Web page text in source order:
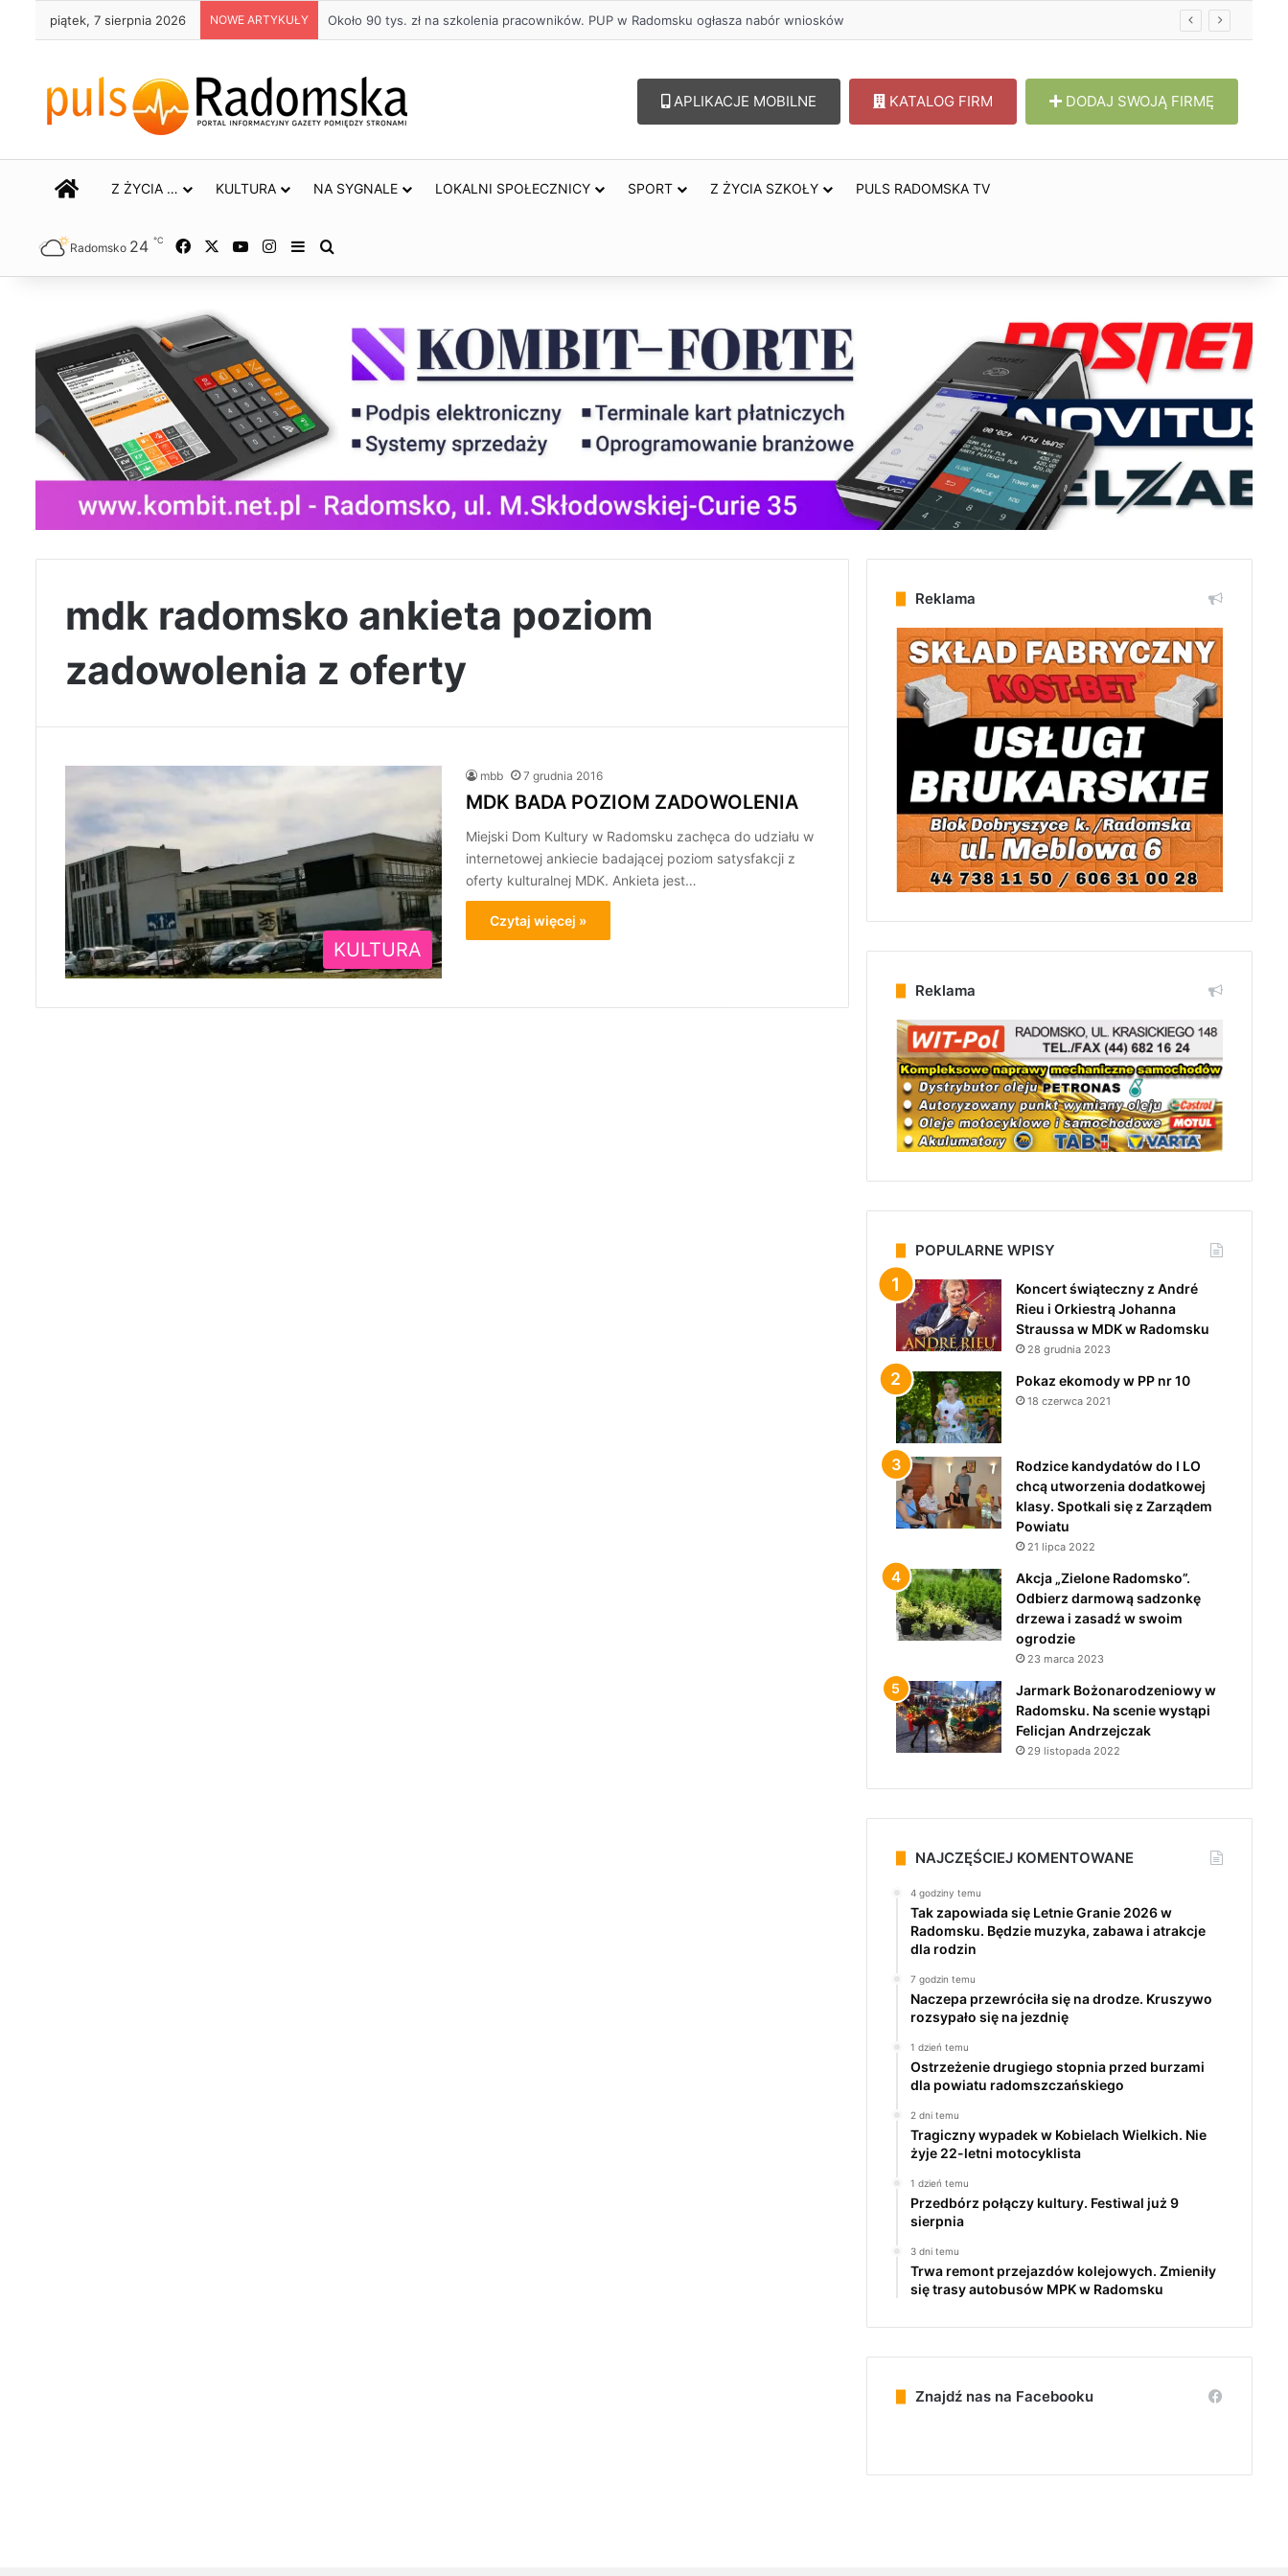
piątek, 7 sierpnia 2026 NOWE ARTYKUŁY Około 90 tys. zł na szkolenia pracowników. PUP w Radomsku ogłasza nabór wniosków
APLIKACJE MOBILNE KATALOG FIRM DODAJ SWOJĄ FIRMĘ
STRONA GŁÓWNA
Z ŻYCIA … KULTURA NA SYGNALE LOKALNI SPOŁECZNICY SPORT Z ŻYCIA SZKOŁY PULS RADOMSKA TV
Radomsko 24 ℃ Facebook YouTubeInstagram
Sidebar
mdk radomsko ankieta poziom
zadowolenia z oferty
KULTURA
mbb 7 grudnia 2016
MDK BADA POZIOM ZADOWOLENIA
Miejski Dom Kultury w Radomsku zachęca do udziału w
internetowej ankiecie badającej poziom satysfakcji z
oferty kulturalnej MDK. Ankieta jest…
Czytaj więcej »
Reklama
Reklama
POPULARNE WPISY
Koncert świąteczny z André
Rieu i Orkiestrą Johanna
Straussa w MDK w Radomsku
28 grudnia 2023
Pokaz ekomody w PP nr 10
18 czerwca 2021
Rodzice kandydatów do I LO
chcą utworzenia dodatkowej
klasy. Spotkali się z Zarządem
Powiatu
21 lipca 2022
Akcja „Zielone Radomsko”.
Odbierz darmową sadzonkę
drzewa i zasadź w swoim
ogrodzie
23 marca 2023
Jarmark Bożonarodzeniowy w
Radomsku. Na scenie wystąpi
Felicjan Andrzejczak
29 listopada 2022
NAJCZĘŚCIEJ KOMENTOWANE
4 godziny temu
Tak zapowiada się Letnie Granie 2026 w
Radomsku. Będzie muzyka, zabawa i atrakcje
dla rodzin
7 godzin temu
Naczepa przewróciła się na drodze. Kruszywo
rozsypało się na jezdnię
1 dzień temu
Ostrzeżenie drugiego stopnia przed burzami
dla powiatu radomszczańskiego
2 dni temu
Tragiczny wypadek w Kobielach Wielkich. Nie
żyje 22-letni motocyklista
1 dzień temu
Przedbórz połączy kultury. Festiwal już 9
sierpnia
3 dni temu
Trwa remont przejazdów kolejowych. Zmieniły
się trasy autobusów MPK w Radomsku
Znajdź nas na Facebooku